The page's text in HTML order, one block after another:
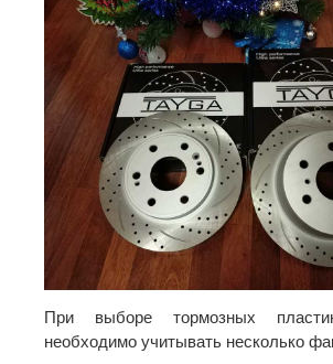
При выборе тормозных
необходимо учитывать несколько